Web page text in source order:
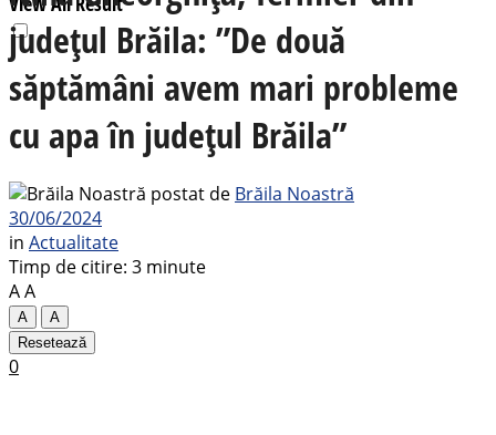
județul Brăila: ”De două
săptămâni avem mari probleme
cu apa în județul Brăila”
postat de Brăila Noastră
30/06/2024
in Actualitate
Timp de citire: 3 minute
AA
A
A
Resetează
0